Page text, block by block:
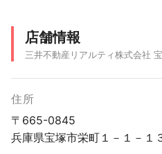
店舗情報
三井不動産リアルティ株式会社
住所
〒665-0845
兵庫県宝塚市栄町１－１－